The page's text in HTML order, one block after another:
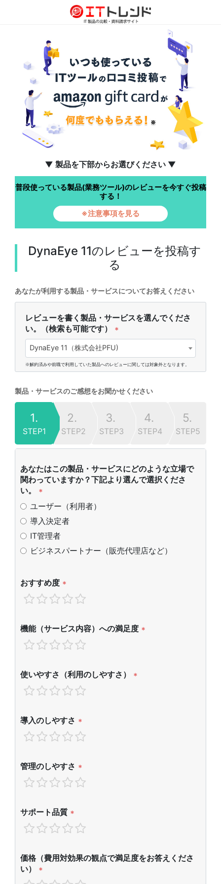
▼ 製品を下部からお選びください ▼
普段使っている製品(業務ツール)のレビューを今すぐ投稿
する！
※注意事項を見る
DynaEye 11のレビューを投稿す
る
あなたが利用する製品・サービスについてお答えください
レビューを書く製品・サービスを選んでくださ
い。（検索も可能です）
*
DynaEye 11（株式会社PFU)
※解約済みや前職で利用していた製品へのレビューに関しては対象外となります。
製品・サービスのご感想をお聞かせください
1.
STEP1
2.
STEP2
3.
STEP3
4.
STEP4
5.
STEP5
あなたはこの製品・サービスにどのような立場で
関わっていますか？下記より選んで選択くださ
い。
*
ユーザー（利用者）
導入決定者
IT管理者
ビジネスパートナー（販売代理店など）
おすすめ度 *
機能（サービス内容）への満足度 *
使いやすさ（利用のしやすさ） *
導入のしやすさ *
管理のしやすさ *
サポート品質 *
価格（費用対効果の観点で満足度をお答えくださ
い）
*